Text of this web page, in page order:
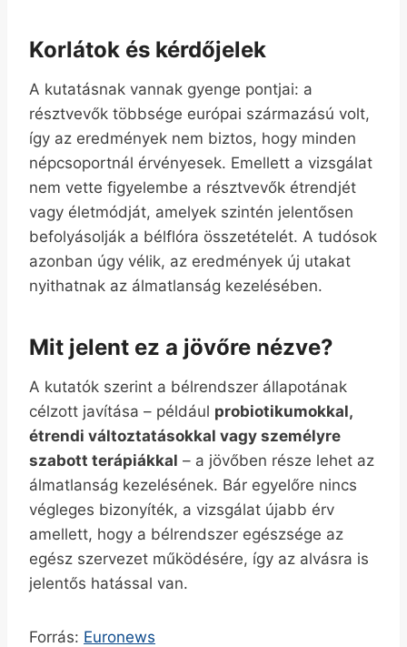
Korlátok és kérdőjelek
A kutatásnak vannak gyenge pontjai: a
résztvevők többsége európai származású volt,
így az eredmények nem biztos, hogy minden
népcsoportnál érvényesek. Emellett a vizsgálat
nem vette figyelembe a résztvevők étrendjét
vagy életmódját, amelyek szintén jelentősen
befolyásolják a bélflóra összetételét. A tudósok
azonban úgy vélik, az eredmények új utakat
nyithatnak az álmatlanság kezelésében.
Mit jelent ez a jövőre nézve?
A kutatók szerint a bélrendszer állapotának
célzott javítása – például probiotikumokkal,
étrendi változtatásokkal vagy személyre
szabott terápiákkal – a jövőben része lehet az
álmatlanság kezelésének. Bár egyelőre nincs
végleges bizonyíték, a vizsgálat újabb érv
amellett, hogy a bélrendszer egészsége az
egész szervezet működésére, így az alvásra is
jelentős hatással van.
Forrás: Euronews